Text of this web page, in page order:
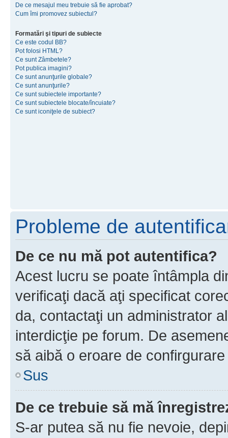
De ce mesajul meu trebuie să fie aprobat?
Cum îmi promovez subiectul?
Formatări şi tipuri de subiecte
Ce este codul BB?
Pot folosi HTML?
Ce sunt Zâmbetele?
Pot publica imagini?
Ce sunt anunţurile globale?
Ce sunt anunţurile?
Ce sunt subiectele importante?
Ce sunt subiectele blocate/încuiate?
Ce sunt iconiţele de subiect?
Probleme de
De ce nu mă pot autentifica?
Acest lucru se poate întâmpla
verificaţi dacă aţi specificat
da, contactaţi un administrator
interdicţie pe forum. De
să aibă o eroare de
Sus
De ce trebuie să mă
S-ar putea să nu fie nevoie,